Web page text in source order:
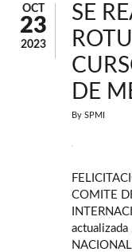
OCT
23
2023
SE
DE
By SPMI
COMITE
actualizada